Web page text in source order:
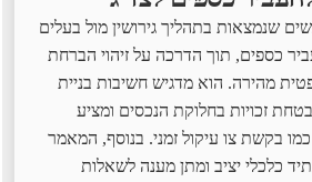
שנמצאות בתהליך גירושין מול בעלים
כספים, תוך הדרכה על זיהוי הברחת
מהירה. הוא מדגיש חשיבות בניית
זכויות בחלוקת הנכסים ומציע
בקשת צו עיקול זמני. בנוסף, המאמר
כלכלי יציב ומתן מענה לשאלות